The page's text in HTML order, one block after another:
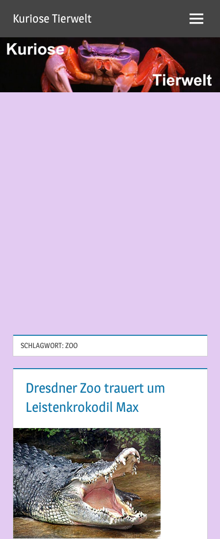
Inhalt
springen
Kuriose Tierwelt Menü
SCHLAGWORT: ZOO
Dresdner Zoo trauert um
Leistenkrokodil Max